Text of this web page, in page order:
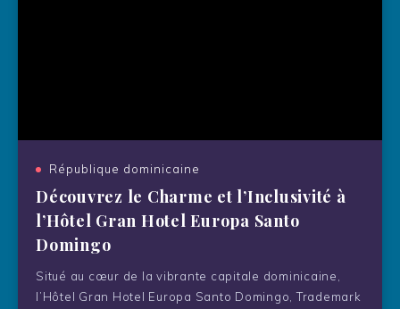
République dominicaine
Découvrez le Charme et l’Inclusivité à
l’Hôtel Gran Hotel Europa Santo
Domingo
Situé au cœur de la vibrante capitale dominicaine,
l’Hôtel Gran Hotel Europa Santo Domingo, Trademark